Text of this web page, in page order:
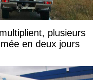
plusieurs
en deux jours